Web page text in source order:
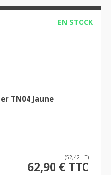
EN STOCK
TN04 Jaune
(52,42 HT)
62,90 € TTC